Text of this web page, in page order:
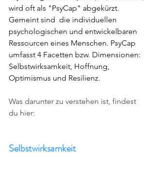
wird oft als "PsyCap" abgekürzt.
Gemeint sind  die individuellen
psychologischen und entwickelbaren
Ressourcen eines Menschen. PsyCap
umfasst 4 Facetten bzw. Dimensionen:
Selbstwirksamkeit, Hoffnung,
Optimismus und Resilienz.
Was darunter zu verstehen ist, findest
du hier:
Selbstwirksamkeit